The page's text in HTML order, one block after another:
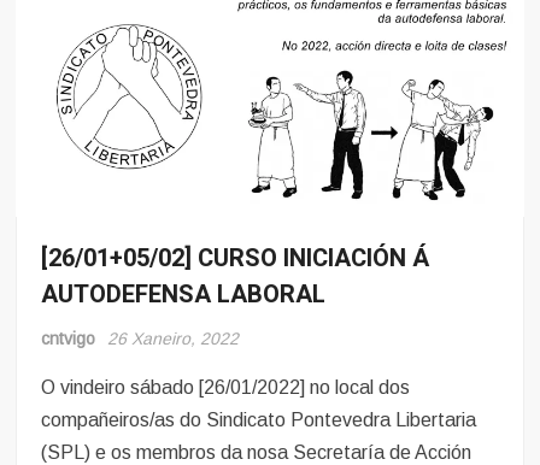
Eventos
[26/01+05/02] CURSO INICIACIÓN Á
AUTODEFENSA LABORAL
cntvigo 26 Xaneiro, 2022
O vindeiro sábado [26/01/2022] no local dos
compañeiros/as do Sindicato Pontevedra Libertaria
(SPL) e os membros da nosa Secretaría de Acción